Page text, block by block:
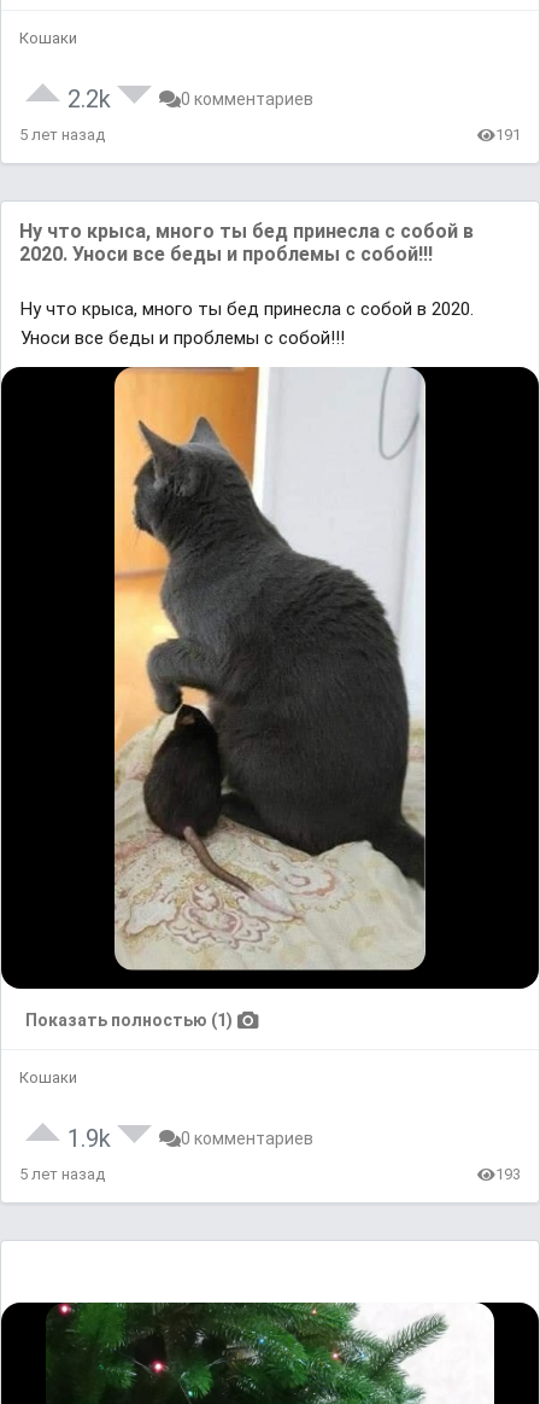
Кошаки
2.2k 0 комментариев
5 лет назад 191
Ну что крыса, много ты бед принесла с собой в
2020. Уноси все беды и проблемы с собой!!!
Ну что крыса, много ты бед принесла с собой в 2020.
Уноси все беды и проблемы с собой!!!
Показать полностью (1)
Кошаки
1.9k 0 комментариев
5 лет назад 193